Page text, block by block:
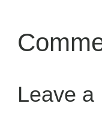
Leave a